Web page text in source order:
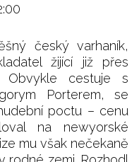
český varhaník,
žijící již přes
cestuje s
Porterem, se
poctu – cenu
na newyorské
mu však nečekaně